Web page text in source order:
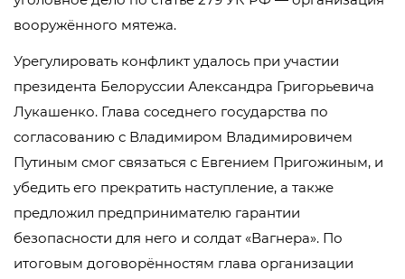
вооружённого мятежа.
Урегулировать конфликт удалось при участии
президента Белоруссии Александра Григорьевича
Лукашенко. Глава соседнего государства по
согласованию с Владимиром Владимировичем
Путиным смог связаться с Евгением Пригожиным, и
убедить его прекратить наступление, а также
предложил предпринимателю гарантии
безопасности для него и солдат «Вагнера». По
итоговым договорённостям глава организации